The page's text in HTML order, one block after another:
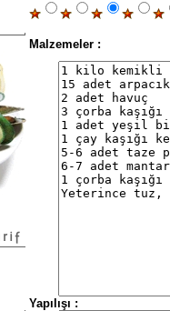
Malzemeler :
Yapılışı :